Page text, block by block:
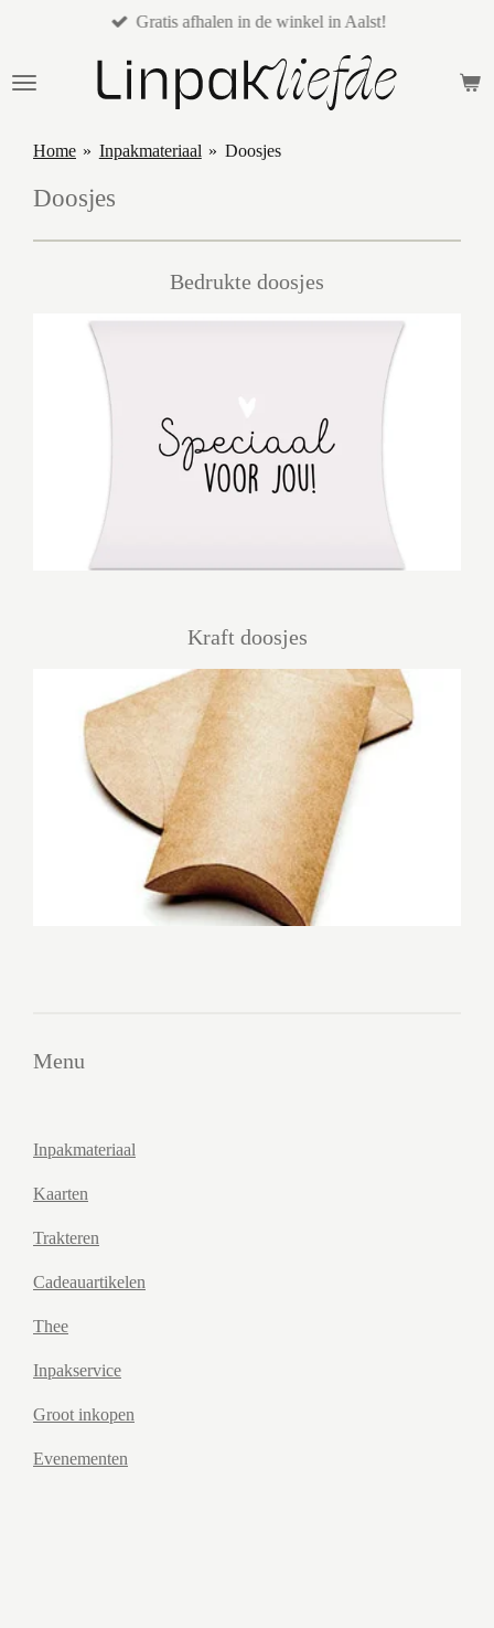
naar
Gratis afhalen in de winkel in Aalst!
Home » Inpakmateriaal » Doosjes
Doosjes
Bedrukte doosjes
Kraft doosjes
Menu
Inpakmateriaal
Kaarten
Trakteren
Cadeauartikelen
Thee
Inpakservice
Groot inkopen
Evenementen